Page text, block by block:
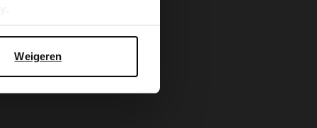
Weigeren